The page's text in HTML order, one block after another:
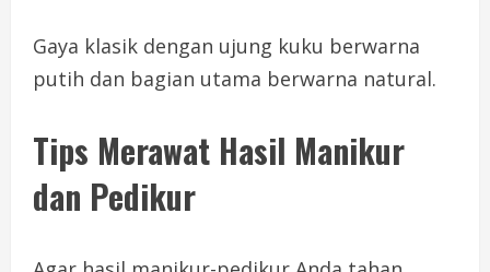
Gaya klasik dengan ujung kuku berwarna
putih dan bagian utama berwarna natural.
Tips Merawat Hasil Manikur
dan Pedikur